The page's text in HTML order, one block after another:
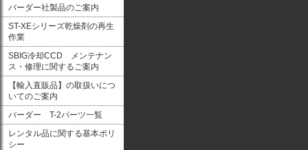
バーダー社製品のご案内
ST-XEシリーズ乾燥剤の再生
作業
SBIG冷却CCD メンテナン
ス・修理に関するご案内
【輸入直販品】の取扱いにつ
いてのご案内
バーダー T-2パーツ一覧
レンタル品に関する基本ポリ
シー